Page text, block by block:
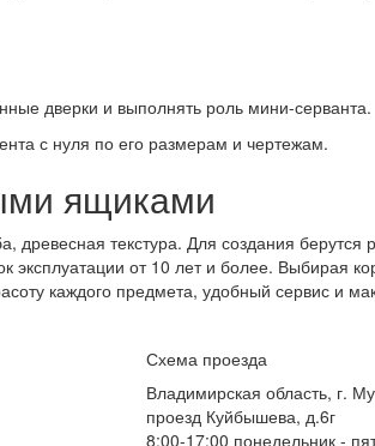
дверки и выполнять роль мини-серванта.
с нуля по его размерам и чертежам.
ящиками
текстура. Для создания берутся
эксплуатации от 10 лет и более. Выбирая
каждого предмета, удобный сервис и
Схема проезда
Владимирская область, г.
проезд Куйбышева, д.6г
8:00-17:00 понедельник -